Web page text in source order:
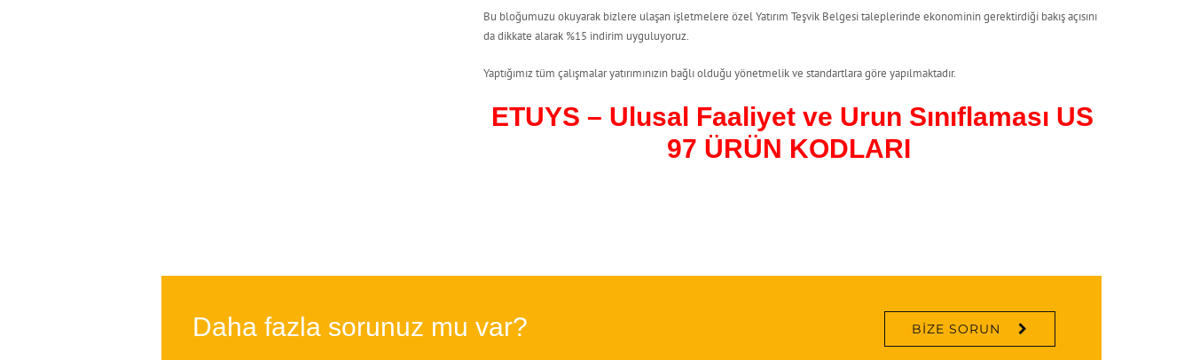
Bu bloğumuzu okuyarak bizlere ulaşan işletmelere özel Yatırım Teşvik Belgesi taleplerinde ekonominin gerektirdiği bakış açısını
da dikkate alarak %15 indirim uyguluyoruz.
Yaptığımız tüm çalışmalar yatırımınızın bağlı olduğu yönetmelik ve standartlara göre yapılmaktadır.
ETUYS – Ulusal Faaliyet ve Urun Sınıflaması US
97 ÜRÜN KODLARI
Daha fazla sorunuz mu var? BIZE SORUN